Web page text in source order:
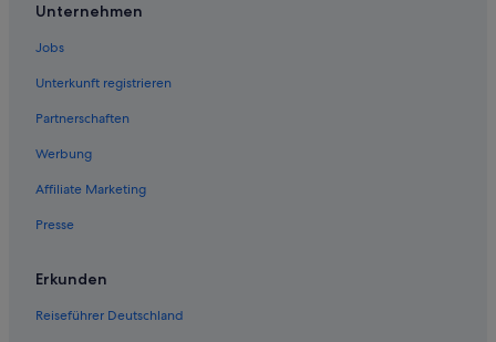
Papeete Hotels
Ferienwohnungen in Papeete
Günstige in Papeete
Arue Hotels
Faaa Hotels
Accor Hotels in Papeete
Hilton Hotels in Papeete
Hotels mit Fitnessbereich in Papeete
Hotels mit Meerblick in Papeete
Unternehmen
Jobs
Unterkunft registrieren
Partnerschaften
Werbung
Affiliate Marketing
Presse
Erkunden
Reiseführer Deutschland